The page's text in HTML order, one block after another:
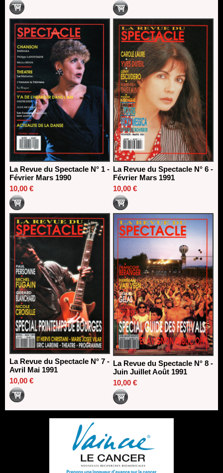
La Revue du Spectacle N° 1 -
Février Mars 1990
10,00 €
La Revue du Spectacle N° 6 -
Février Mars 1991
10,00 €
La Revue du Spectacle N° 7 -
Avril Mai 1991
10,00 €
La Revue du Spectacle N° 8 -
Juin Juillet Août 1991
10,00 €